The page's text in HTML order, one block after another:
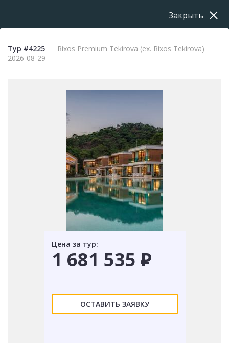
Тур #4225
Rixos Premium Tekirova (ех. Rixos Tekirova)
2026-08-29
Цена за тур:
1 681 535 Р
ОСТАВИТЬ ЗАЯВКУ
Закрыть